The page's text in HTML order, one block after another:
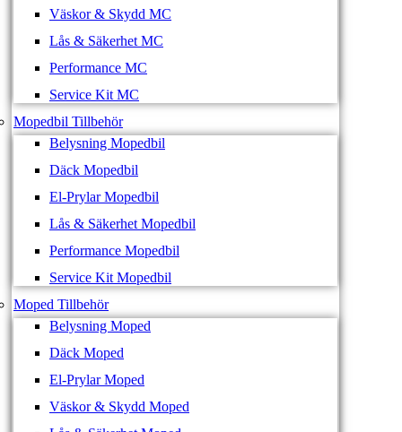
Väskor & Skydd MC
Lås & Säkerhet MC
Performance MC
Service Kit MC
Mopedbil Tillbehör
Belysning Mopedbil
Däck Mopedbil
El-Prylar Mopedbil
Lås & Säkerhet Mopedbil
Performance Mopedbil
Service Kit Mopedbil
Moped Tillbehör
Belysning Moped
Däck Moped
El-Prylar Moped
Väskor & Skydd Moped